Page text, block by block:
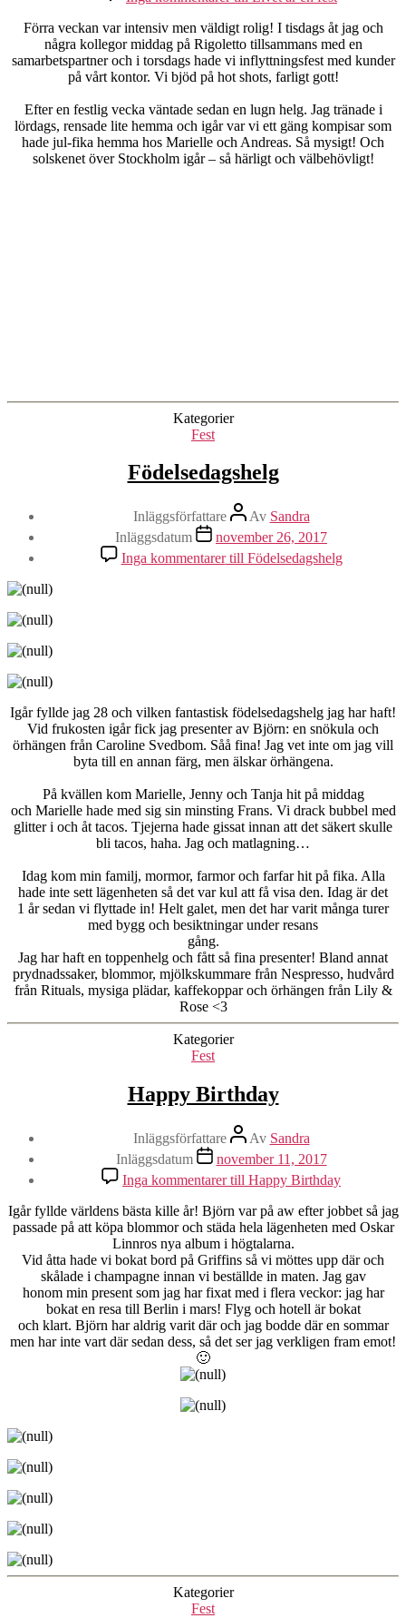
Förra veckan var intensiv men väldigt rolig! I tisdags åt jag och
några kollegor middag på Rigoletto tillsammans med en
samarbetspartner och i torsdags hade vi inflyttningsfest med kunder
på vårt kontor. Vi bjöd på hot shots, farligt gott!
Efter en festlig vecka väntade sedan en lugn helg. Jag tränade i
lördags, rensade lite hemma och igår var vi ett gäng kompisar som
hade jul-fika hemma hos Marielle och Andreas. Så mysigt! Och
solskenet över Stockholm igår – så härligt och välbehövligt!
Kategorier
Fest
Födelsedagshelg
Inläggsförfattare Av Sandra
Inläggsdatum
november 26, 2017
Inga kommentarertill Födelsedagshelg
Igår fyllde jag 28 och vilken fantastisk födelsedagshelg jag har haft!
Vid frukosten igår fick jag presenter av Björn: en snökula och
örhängen från Caroline Svedbom. Såå fina! Jag vet inte om jag vill
byta till en annan färg, men älskar örhängena.
På kvällen kom Marielle, Jenny och Tanja hit på middag
och Marielle hade med sig sin minsting Frans. Vi drack bubbel med
glitter i och åt tacos. Tjejerna hade gissat innan att det säkert skulle
bli tacos, haha. Jag och matlagning…
Idag kom min familj, mormor, farmor och farfar hit på fika. Alla
hade inte sett lägenheten så det var kul att få visa den. Idag är det
1 år sedan vi flyttade in! Helt galet, men det har varit många turer
med bygg och besiktningar under resans
gång.
Jag har haft en toppenhelg och fått så fina presenter! Bland annat
prydnadssaker, blommor, mjölkskummare från Nespresso, hudvård
från Rituals, mysiga plädar, kaffekoppar och örhängen från Lily &
Rose <3
Kategorier
Fest
Happy Birthday
Inläggsförfattare Av Sandra
Inläggsdatum
november 11, 2017
Inga kommentarertill Happy Birthday
Igår fyllde världens bästa kille år! Björn var på aw efter jobbet så jag
passade på att köpa blommor och städa hela lägenheten med Oskar
Linnros nya album i högtalarna.
Vid åtta hade vi bokat bord på Griffins så vi möttes upp där och
skålade i champagne innan vi beställde in maten. Jag gav
honom min present som jag har fixat med i flera veckor: jag har
bokat en resa till Berlin i mars! Flyg och hotell är bokat
och klart. Björn har aldrig varit där och jag bodde där en sommar
men har inte vart där sedan dess, så det ser jag verkligen fram emot!
🙂
Kategorier
Fest